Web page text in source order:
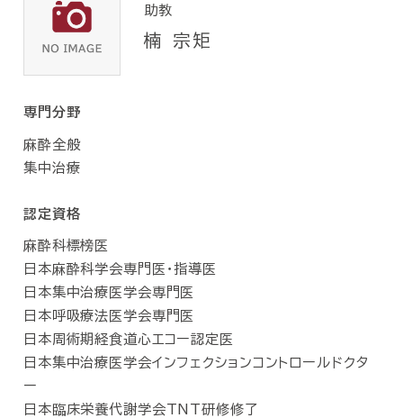
助教
楠 宗矩
専門分野
麻酔全般
集中治療
認定資格
麻酔科標榜医
日本麻酔科学会専門医・指導医
日本集中治療医学会専門医
日本呼吸療法医学会専門医
日本周術期経食道心エコー認定医
日本集中治療医学会インフェクションコントロールドクタ
ー
日本臨床栄養代謝学会TNT研修修了